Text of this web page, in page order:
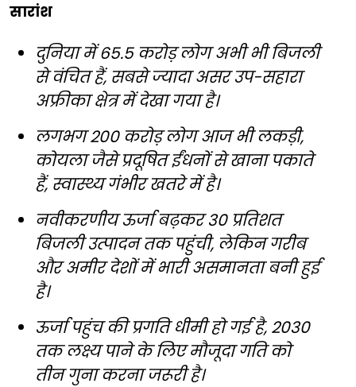
सारांश
दुनिया में 65.5 करोड़ लोग अभी भी बिजली
से वंचित हैं, सबसे ज्यादा असर उप-सहारा
अफ्रीका क्षेत्र में देखा गया है।
लगभग 200 करोड़ लोग आज भी लकड़ी,
कोयला जैसे प्रदूषित ईंधनों से खाना पकाते
हैं, स्वास्थ्य गंभीर खतरे में है।
नवीकरणीय ऊर्जा बढ़कर 30 प्रतिशत
बिजली उत्पादन तक पहुंची, लेकिन गरीब
और अमीर देशों में भारी असमानता बनी हुई
है।
ऊर्जा पहुंच की प्रगति धीमी हो गई है, 2030
तक लक्ष्य पाने के लिए मौजूदा गति को
तीन गुना करना जरूरी है।